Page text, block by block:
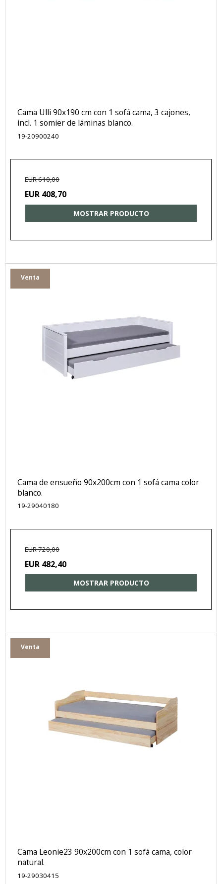
Cama Ulli 90x190 cm con 1 sofá cama, 3 cajones,
incl. 1 somier de láminas blanco.
19-20900240
EUR 610,00
EUR 408,70
MOSTRAR PRODUCTO
Venta
Cama de ensueño 90x200cm con 1 sofá cama color
blanco.
19-29040180
EUR 720,00
EUR 482,40
MOSTRAR PRODUCTO
Venta
Cama Leonie23 90x200cm con 1 sofá cama, color
natural.
19-29030415